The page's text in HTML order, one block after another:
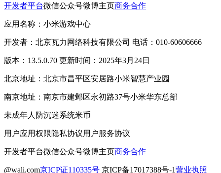
开发者平台微信公众号微博主页商务合作
应用名称：小米游戏中心
开发者：北京瓦力网络科技有限公司 电话：010-60606666
版本：13.5.0.70 更新时间：2025年3月24日
北京地址：北京市昌平区安居路小米智慧产业园
南京地址：南京市建邺区永初路37号小米华东总部
未成年人防沉迷系统米币
用户应用权限隐私协议用户服务协议
开发者平台微信公众号微博主页商务合作
@wali.com京ICP证110335号 京ICP备17017388号-1营业执照